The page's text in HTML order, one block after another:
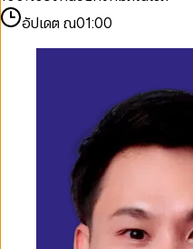
อัปเดต ณ01:00